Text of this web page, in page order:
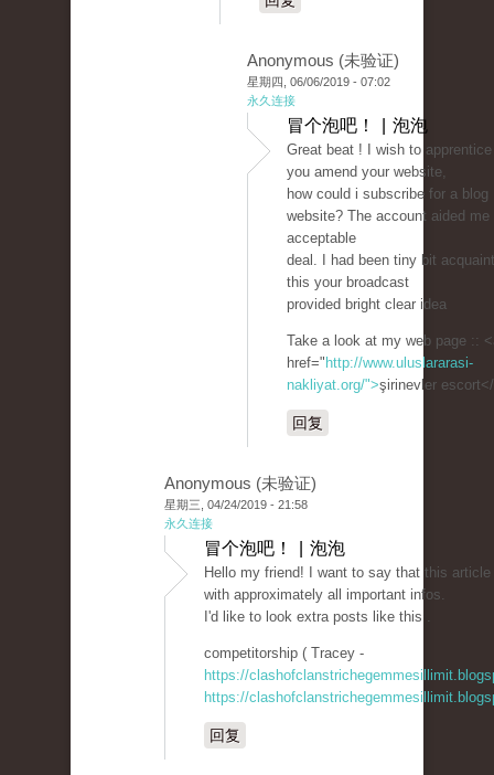
Anonymous (未验证)
星期四, 06/06/2019 - 07:02
永久连接
冒个泡吧！ | 泡泡
Great beat ! I wish to
you amend your website,
how could i subscribe for a blog
website? The account aided me
acceptable
deal. I had been tiny bit
this your broadcast
provided bright clear idea
Take a look at my web page ::
href=" http://www.uluslararasi-
nakliyat.org/">şirinevler
回复
Anonymous (未验证)
星期三, 04/24/2019 - 21:58
永久连接
冒个泡吧！ | 泡泡
Hello my friend! I want to say that this
with approximately all important infos.
I'd like to look extra posts like this .
competitorship ( Tracey -
https://
https://
回复